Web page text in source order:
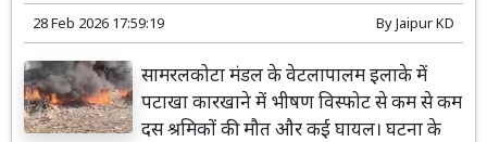
28 Feb 2026 17:59:19 ByJaipur KD
सामरलकोटा मंडल के वेटलापालम इलाके में
पटाखा कारखाने में भीषण विस्फोट से कम से कम
दस श्रमिकों की मौत और कई घायल। घटना के